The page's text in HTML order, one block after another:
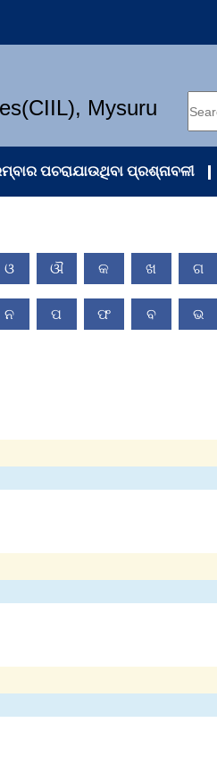
Mysuru
ପଚରାଯାଉଥିବା ପ୍ରଶ୍ନାବଳୀ
ଓ ଔ କ ଖ ଗ
ନ ପ ଫ ବ ଭ